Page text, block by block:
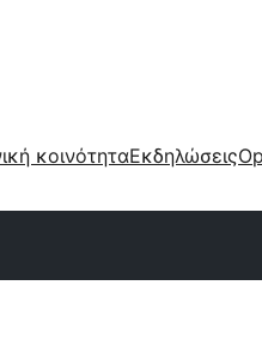
κοινότηταΕκδηλώσεις